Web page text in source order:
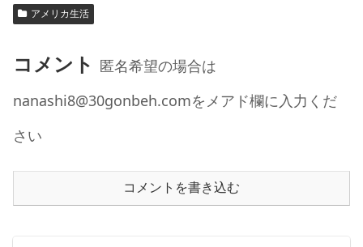
アメリカ生活
コメント 匿名希望の場合は
nanashi8@30gonbeh.comをメアド欄に入力くだ
さい
コメントを書き込む